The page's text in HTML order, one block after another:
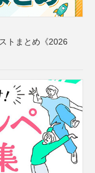
トまとめ《2026